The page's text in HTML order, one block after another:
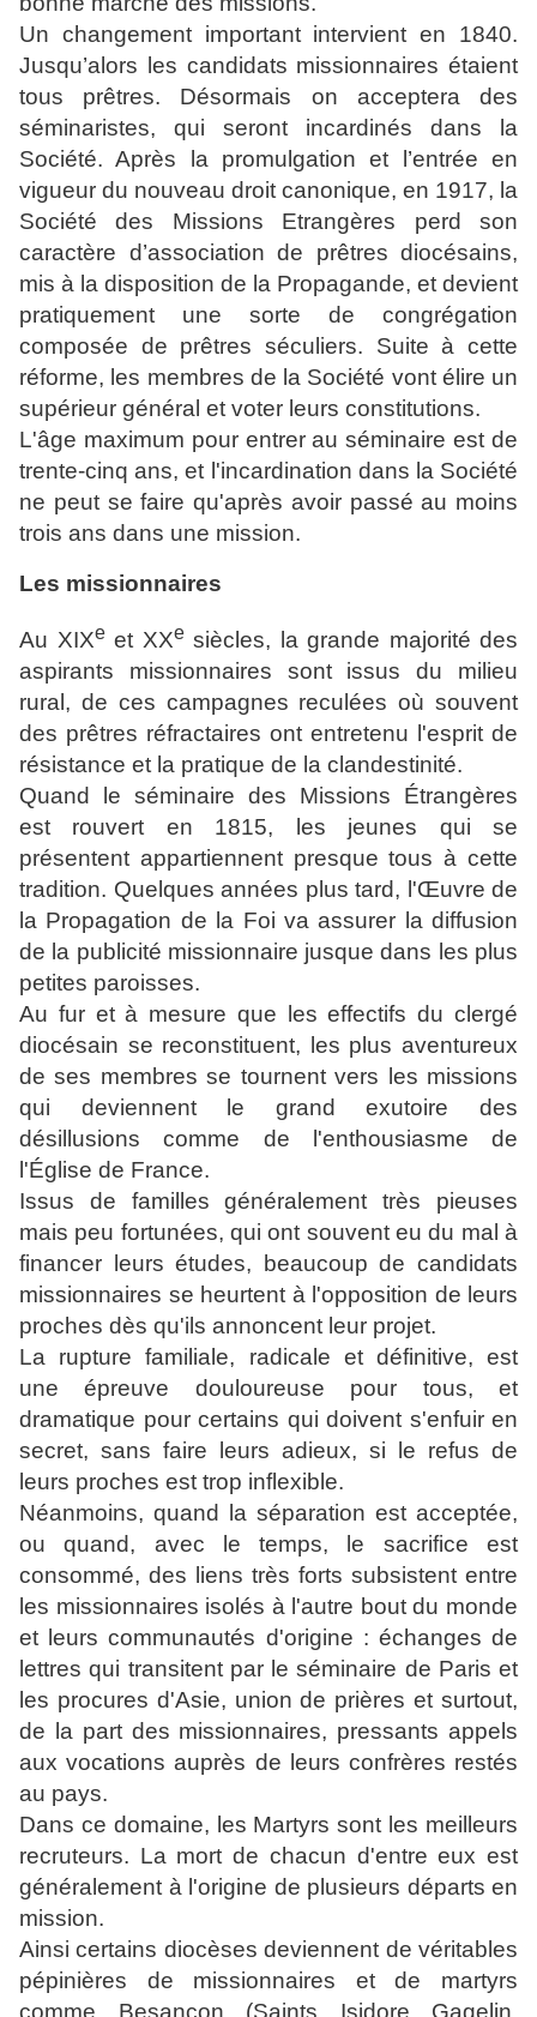
Un changement important intervient en 1840.
Jusqu’alors les candidats missionnaires étaient
tous prêtres. Désormais on acceptera des
séminaristes, qui seront incardinés dans la
Société. Après la promulgation et l’entrée en
vigueur du nouveau droit canonique, en 1917, la
Société des Missions Etrangères perd son
caractère d’association de prêtres diocésains,
mis à la disposition de la Propagande, et devient
pratiquement une sorte de congrégation
composée de prêtres séculiers. Suite à cette
réforme, les membres de la Société vont élire un
supérieur général et voter leurs constitutions.
L'âge maximum pour entrer au séminaire est de
trente-cinq ans, et l'incardination dans la Société
ne peut se faire qu'après avoir passé au moins
trois ans dans une mission.
Les missionnaires
Au XIXeet XXesiècles, la grande majorité des
aspirants missionnaires sont issus du milieu
rural, de ces campagnes reculées où souvent
des prêtres réfractaires ont entretenu l'esprit de
résistance et la pratique de la clandestinité.
Quand le séminaire des Missions Étrangères
est rouvert en 1815, les jeunes qui se
présentent appartiennent presque tous à cette
tradition. Quelques années plus tard, l'Œuvre de
la Propagation de la Foi va assurer la diffusion
de la publicité missionnaire jusque dans les plus
petites paroisses.
Au fur et à mesure que les effectifs du clergé
diocésain se reconstituent, les plus aventureux
de ses membres se tournent vers les missions
qui deviennent le grand exutoire des
désillusions comme de l'enthousiasme de
l'Église de France.
Issus de familles généralement très pieuses
mais peu fortunées, qui ont souvent eu du mal à
financer leurs études, beaucoup de candidats
missionnaires se heurtent à l'opposition de leurs
proches dès qu'ils annoncent leur projet.
La rupture familiale, radicale et définitive, est
une épreuve douloureuse pour tous, et
dramatique pour certains qui doivent s'enfuir en
secret, sans faire leurs adieux, si le refus de
leurs proches est trop inflexible.
Néanmoins, quand la séparation est acceptée,
ou quand, avec le temps, le sacrifice est
consommé, des liens très forts subsistent entre
les missionnaires isolés à l'autre bout du monde
et leurs communautés d'origine : échanges de
lettres qui transitent par le séminaire de Paris et
les procures d'Asie, union de prières et surtout,
de la part des missionnaires, pressants appels
aux vocations auprès de leurs confrères restés
au pays.
Dans ce domaine, les Martyrs sont les meilleurs
recruteurs. La mort de chacun d'entre eux est
généralement à l'origine de plusieurs départs en
mission.
Ainsi certains diocèses deviennent de véritables
pépinières de missionnaires et de martyrs
comme Besançon (Saints Isidore Gagelin